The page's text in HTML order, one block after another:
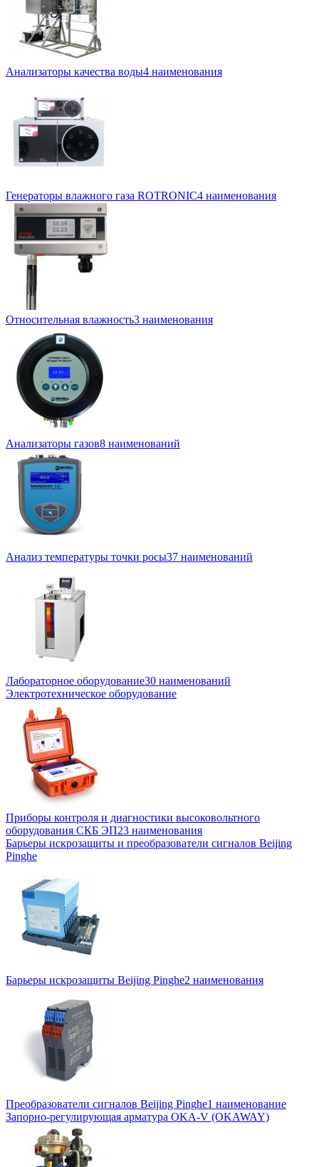
Анализаторы качества воды4 наименования
Генераторы влажного газа ROTRONIC4 наименования
Относительная влажность3 наименования
Анализаторы газов8 наименований
Анализ температуры точки росы37 наименований
Лабораторное оборудование30 наименований
Электротехническое оборудование
Приборы контроля и диагностики высоковольтного
оборудования СКБ ЭП23 наименования
Барьеры искрозащиты и преобразователи сигналов Beijing
Pinghe
Барьеры искрозащиты Beijing Pinghe2 наименования
Преобразователи сигналов Beijing Pinghe1 наименование
Запорно-регулирующая арматура OKA-V (OKAWAY)